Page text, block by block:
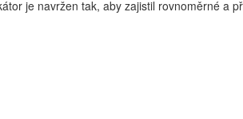
je navržen tak, aby zajistil rovnoměrné a